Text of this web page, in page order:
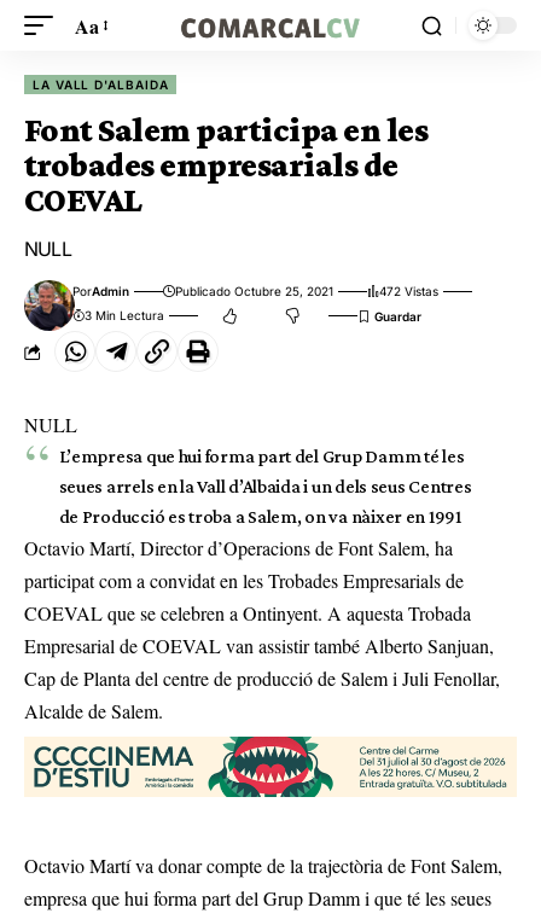
Aa
LA VALL D'ALBAIDA
Font Salem participa en les
trobades empresarials de
COEVAL
NULL
PorAdmin Publicado Octubre 25, 2021
472 Vistas
3 Min Lectura
NULL
L’empresa que hui forma part del Grup Damm té les
seues arrels en la Vall d’Albaida i un dels seus Centres
de Producció es troba a Salem, on va nàixer en 1991
Octavio Martí, Director d’Operacions de Font Salem, ha
participat com a convidat en les Trobades Empresarials de
COEVAL que se celebren a Ontinyent. A aquesta Trobada
Empresarial de COEVAL van assistir també Alberto Sanjuan,
Cap de Planta del centre de producció de Salem i Juli Fenollar,
Alcalde de Salem.
Octavio Martí va donar compte de la trajectòria de Font Salem,
empresa que hui forma part del Grup Damm i que té les seues